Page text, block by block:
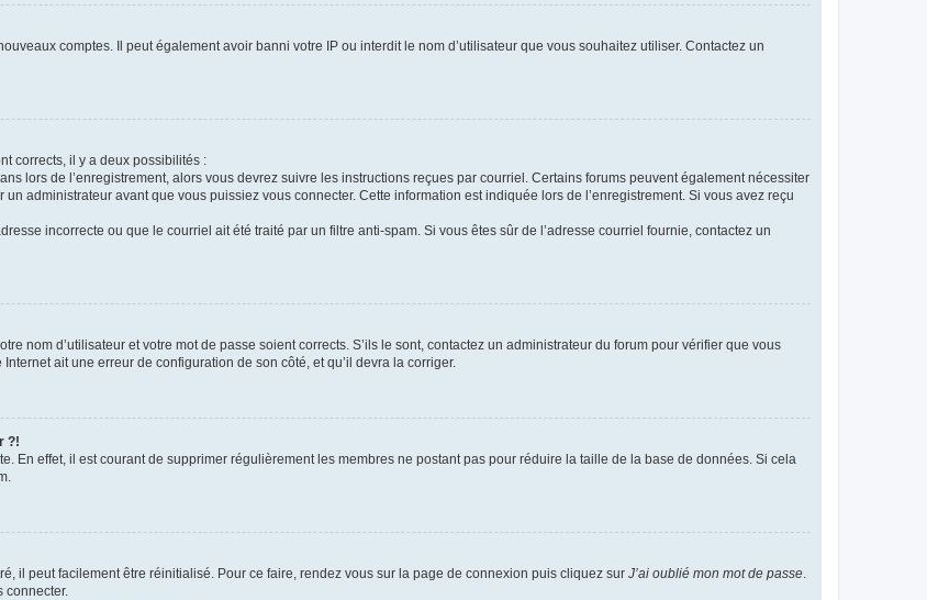
comptes. Il peut également avoir banni votre IP ou interdit le nom d’utilisateur que vous souhaitez utiliser. Contactez un
corrects, il y a deux possibilités :
lors de l’enregistrement, alors vous devrez suivre les instructions reçues par courriel. Certains forums peuvent également nécessiter
administrateur avant que vous puissiez vous connecter. Cette information est indiquée lors de l’enregistrement. Si vous avez reçu
incorrecte ou que le courriel ait été traité par un filtre anti-spam. Si vous êtes sûr de l’adresse courriel fournie, contactez un
nom d’utilisateur et votre mot de passe soient corrects. S’ils le sont, contactez un administrateur du forum pour vérifier que vous
ait une erreur de configuration de son côté, et qu’il devra la corriger.
?!
En effet, il est courant de supprimer régulièrement les membres ne postant pas pour réduire la taille de la base de données. Si cela
il peut facilement être réinitialisé. Pour ce faire, rendez vous sur la page de connexion puis cliquez sur J’ai oublié mon mot de passe.
connecter.